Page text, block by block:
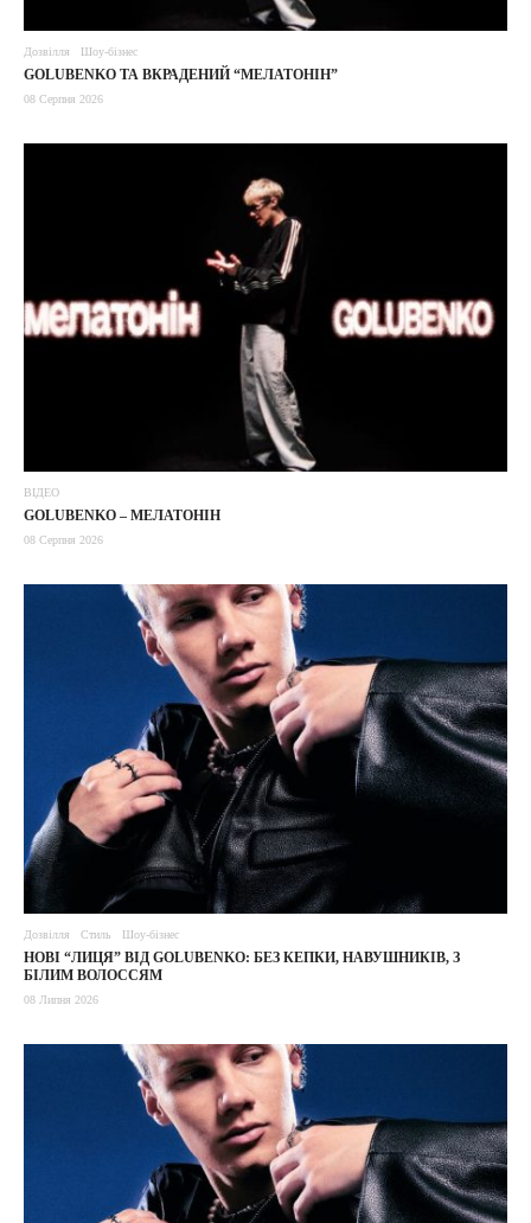
Дозвілля Шоу-бізнес
GOLUBENKO ТА ВКРАДЕНИЙ “МЕЛАТОНІН”
08 Серпня 2026
ВІДЕО
GOLUBENKO – МЕЛАТОНІН
08 Серпня 2026
Дозвілля Стиль Шоу-бізнес
НОВІ “ЛИЦЯ” ВІД GOLUBENKO: БЕЗ КЕПКИ, НАВУШНИКІВ, З
БІЛИМ ВОЛОССЯМ
08 Липня 2026